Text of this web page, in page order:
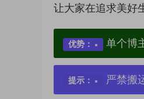
让大家在追求美好
优势： 单个博
提示： 严禁搬